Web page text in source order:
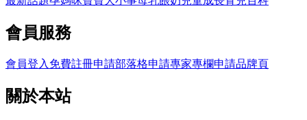
會員服務
會員登入 免費註冊申請部落格申請專家專欄申請品牌頁
關於本站